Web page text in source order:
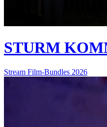
STURM
Stream Film-Bundles 2026